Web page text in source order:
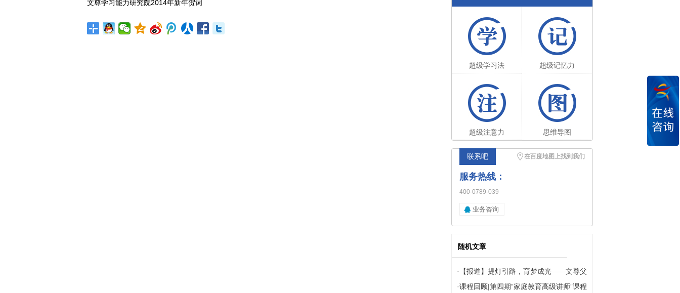
文尊学习能力研究院2014年新年贺词
超级学习法 超级记忆力
超级注意力 思维导图
联系吧 在百度地图上找到我们
服务热线：
400-0789-039
业务咨询
随机文章
· 【报道】提灯引路，育梦成光——文尊父
母学院第3期家庭教育论坛圆满举办！
·课程回顾|第四期“家庭教育高级讲师”课程